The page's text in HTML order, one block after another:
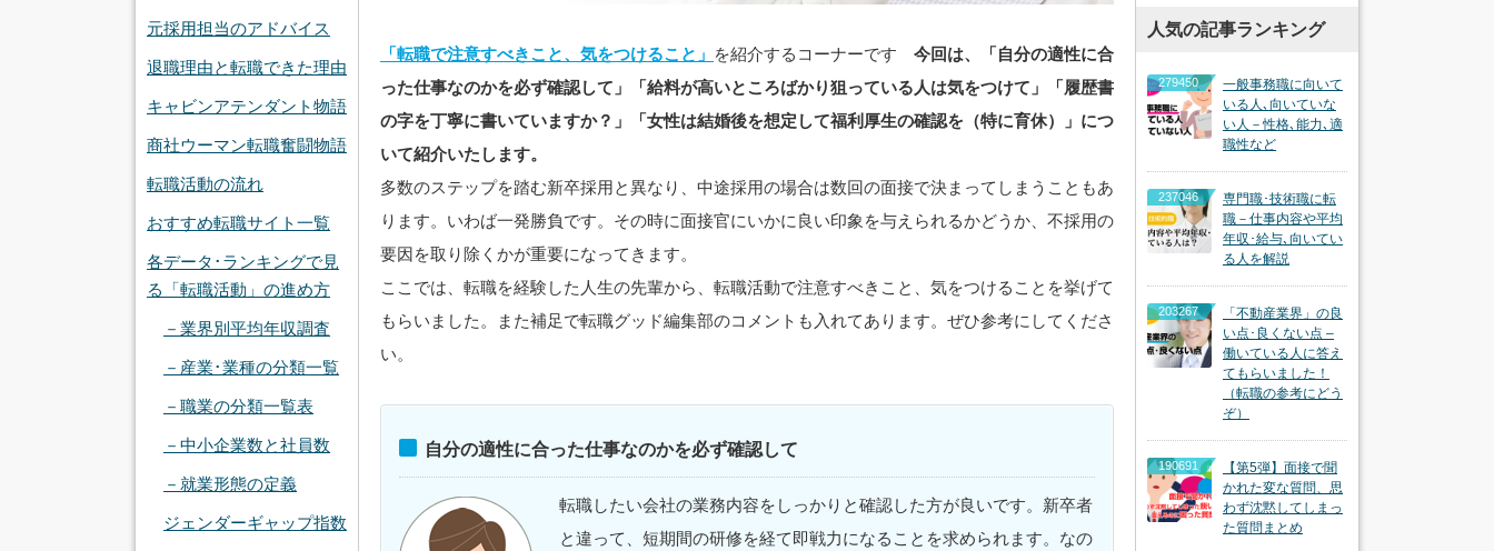
「転職で注意すべきこと、気をつけること」 を紹介するコーナーです 今回は、「自分の適性に合
った仕事なのかを必ず確認して」「給料が高いところばかり狙っている人は気をつけて」「履歴書
の字を丁寧に書いていますか？」「女性は結婚後を想定して福利厚生の確認を（特に育休）」につ
いて紹介いたします。
多数のステップを踏む新卒採用と異なり、中途採用の場合は数回の面接で決まってしまうこともあ
ります。いわば一発勝負です。その時に面接官にいかに良い印象を与えられるかどうか、不採用の
要因を取り除くかが重要になってきます。
ここでは、転職を経験した人生の先輩から、転職活動で注意すべきこと、気をつけることを挙げて
もらいました。また補足で転職グッド編集部のコメントも入れてあります。ぜひ参考にしてくださ
い。
自分の適性に合った仕事なのかを必ず確認して
転職したい会社の業務内容をしっかりと確認した方が良いです。新卒者
と違って、短期間の研修を経て即戦力になることを求められます。なの
元採用担当のアドバイス
退職理由と転職できた理由
キャビンアテンダント物語
商社ウーマン転職奮闘物語
転職活動の流れ
おすすめ転職サイト一覧
各データ･ランキングで見
る「転職活動」の進め方
－業界別平均年収調査
－産業･業種の分類一覧
－職業の分類一覧表
－中小企業数と社員数
－就業形態の定義
ジェンダーギャップ指数
人気の記事ランキング
279450
一般事務職に向いて
いる人､向いていな
い人－性格､能力､適
職性など
237046
専門職･技術職に転
職－仕事内容や平均
年収･給与､向いてい
る人を解説
203267
「不動産業界」の良
い点･良くない点 –
働いている人に答え
てもらいました！
（転職の参考にどう
ぞ）
190691
【第5弾】面接で聞
かれた変な質問、思
わず沈黙してしまっ
た質問まとめ